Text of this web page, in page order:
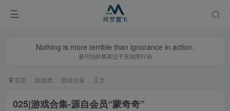
Nothing is more terrible than ignorance in action.
最可怕的事莫过于无知而行动
首页 游戏类 游戏合集 正文
025|游戏合集-源自会员“蒙奇奇”